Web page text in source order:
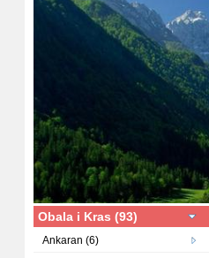
Obala i Kras (93)
Ankaran (6)